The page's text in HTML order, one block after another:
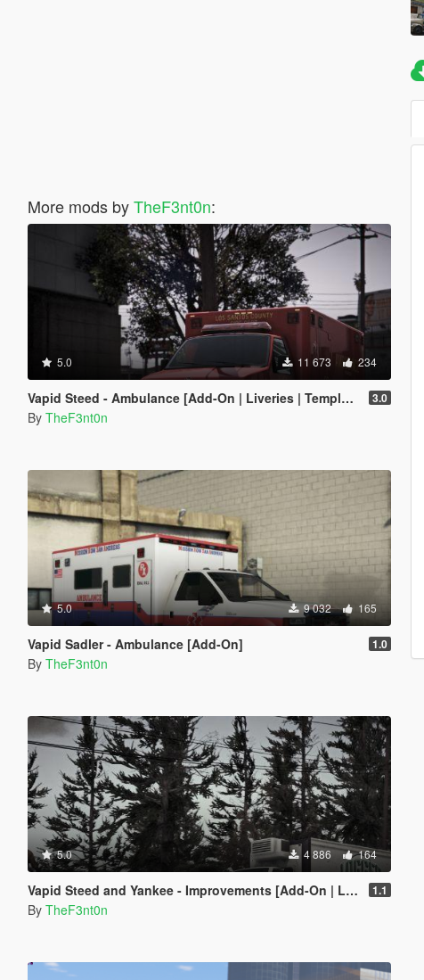
More mods byTheF3nt0n:
5.0 11 673 234
Vapid Steed - Ambulance [Add-On | Liveries | Template] 3.0
By TheF3nt0n
5.0 9 032 165
Vapid Sadler - Ambulance [Add-On] 1.0
By TheF3nt0n
5.0 4 886 164
Vapid Steed and Yankee - Improvements [Add-On | Liveries] 1.1
By TheF3nt0n